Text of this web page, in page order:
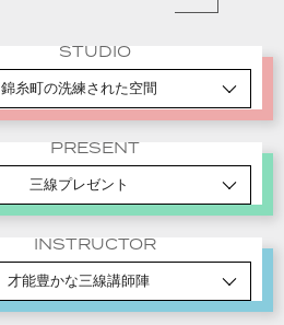
STUDIO
錦糸町の洗練された空間
PRESENT
三線プレゼント
INSTRUCTOR
才能豊かな三線講師陣